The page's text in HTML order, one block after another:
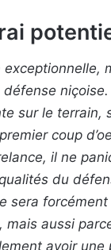
exceptionnelle,
sur le terrain,
coup
il ne
du
sera
aussi
avoir